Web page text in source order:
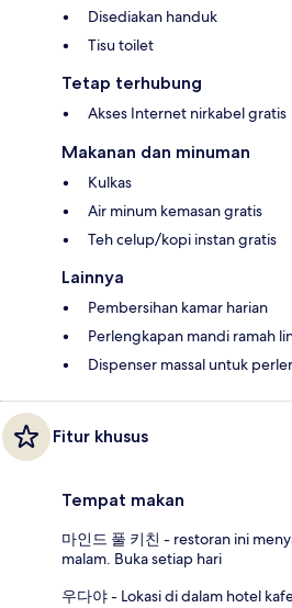
Disediakan handuk
Tisu toilet
Tetap terhubung
Akses Internet nirkabel gratis
Makanan dan minuman
Kulkas
Air minum kemasan gratis
Teh celup/kopi instan gratis
Lainnya
Pembersihan kamar harian
Perlengkapan mandi ramah
Dispenser massal untuk
Fitur khusus
Tempat makan
마인드 풀 키친 - restoran ini
malam. Buka setiap hari
우다야 - Lokasi di dalam hotel